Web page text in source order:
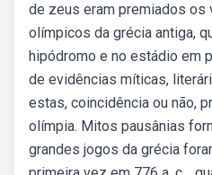
de zeus eram premiados os
olímpicos da grécia antiga,
hipódromo e no estádio em
de evidências míticas,
estas, coincidência ou não,
olímpia. Mitos pausânias
grandes jogos da grécia